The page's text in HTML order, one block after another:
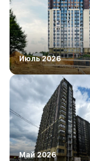
Июль 2026
Май 2026